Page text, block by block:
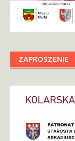
ZAPROSZENIE